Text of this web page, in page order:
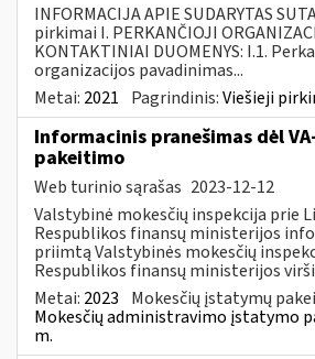
INFORMACIJA APIE SUDARYTAS
pirkimai I. PERKANČIOJI
KONTAKTINIAI DUOMENYS: I.1.
organizacijos pavadinimas...
Metai: 2021 Pagrindinis:Viešieji
Informacinis pranešimas dėl
pakeitimo
Web turinio sąrašas 2023-12-12
Valstybinė mokesčių inspekcija prie
Respublikos finansų ministerijos
priimtą Valstybinės mokesčių
Respublikos finansų ministerijos
Metai: 2023 Mokesčių įstatymų
Mokesčių administravimo įstatymo
m.